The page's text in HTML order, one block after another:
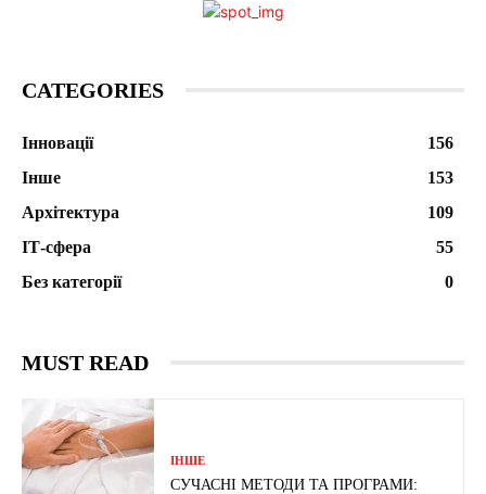
CATEGORIES
Інновації
156
Інше
153
Архітектура
109
ІТ-сфера
55
Без категорії
0
MUST READ
ІНШЕ
СУЧАСНІ МЕТОДИ ТА ПРОГРАМИ: